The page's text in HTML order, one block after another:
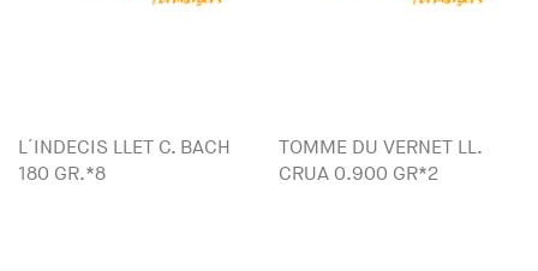
L´INDECIS LLET C. BACH
180 GR.*8
TOMME DU VERNET LL.
CRUA 0.900 GR*2